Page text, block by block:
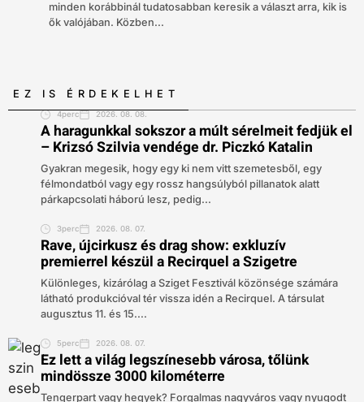
minden korábbinál tudatosabban keresik a választ arra, kik is
ők valójában. Közben...
EZ IS ÉRDEKELHET
4perc 2026. 08. 08.
A haragunkkal sokszor a múlt sérelmeit fedjük el
– Krizsó Szilvia vendége dr. Piczkó Katalin
Gyakran megesik, hogy egy ki nem vitt szemetesből, egy
félmondatból vagy egy rossz hangsúlyból pillanatok alatt
párkapcsolati háború lesz, pedig...
3perc 2026. 08. 07.
Rave, újcirkusz és drag show: exkluzív
premierrel készül a Recirquel a Szigetre
Különleges, kizárólag a Sziget Fesztivál közönsége számára
látható produkcióval tér vissza idén a Recirquel. A társulat
augusztus 11. és 15....
5perc 2026. 08. 07.
Ez lett a világ legszínesebb városa, tőlünk
mindössze 3000 kilométerre
Tengerpart vagy hegyek? Forgalmas nagyváros vagy nyugodt